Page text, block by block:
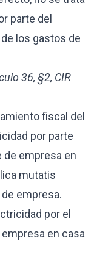
parte del
los gastos de
36, §2, CIR
fiscal del
por parte
de empresa en
mutatis
empresa.
por el
en casa